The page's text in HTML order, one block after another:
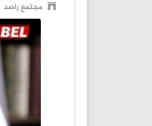
مجتمع راصد